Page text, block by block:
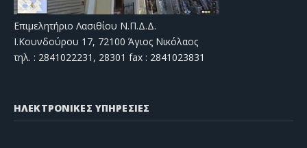
Επιμελητήριο Λασιθίου Ν.Π.Δ.Δ.
Ι.Κουνδούρου 17, 72100 Άγιος Νικόλαος
τηλ. : 2841022231, 28301 fax : 2841023831
ΗΛΕΚΤΡΟΝΙΚΕΣ ΥΠΗΡΕΣΙΕΣ